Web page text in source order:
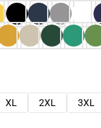
XL 2XL 3XL